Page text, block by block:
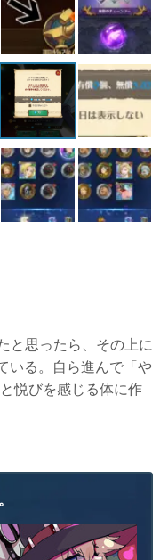
と思ったら、その上に
いる。自ら進んで「や
びを感じる体に作